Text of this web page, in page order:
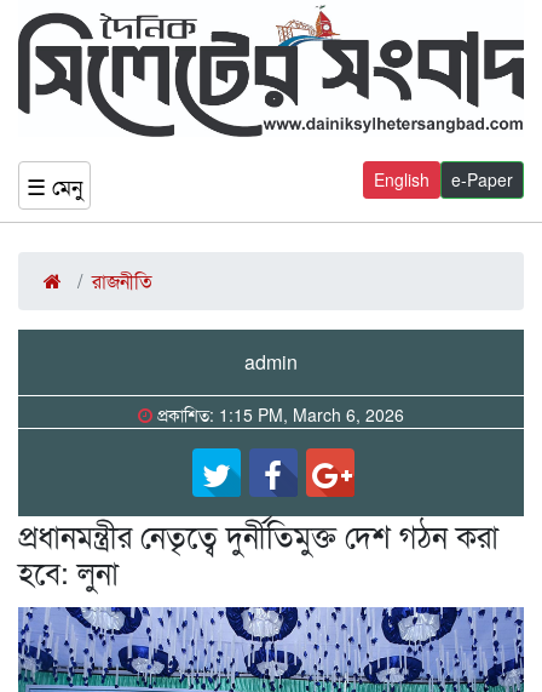
☰ মেনু e-Paper
English
রাজনীতি
admin
প্রকাশিত: 1:15 PM, March 6, 2026
প্রধানমন্ত্রীর নেতৃত্বে দুর্নীতিমুক্ত দেশ গঠন করা
হবে: লুনা